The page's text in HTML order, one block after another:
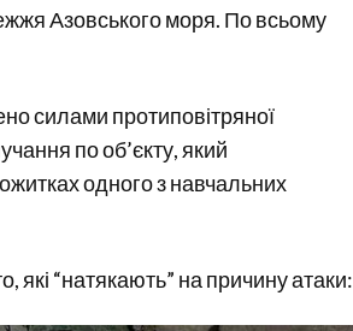
Азовського моря. По всьому
силами протиповітряної
по об’єкту, який
одного з навчальних
“натякають” на причину атаки: